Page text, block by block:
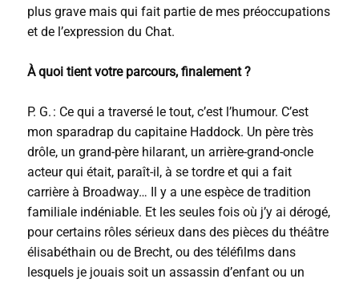
plus grave mais qui fait partie de mes préoccupations
et de l’expression du Chat.
À quoi tient votre parcours, finalement ?
P. G. : Ce qui a traversé le tout, c’est l’humour. C’est
mon sparadrap du capitaine Haddock. Un père très
drôle, un grand-père hilarant, un arrière-grand-oncle
acteur qui était, paraît-il, à se tordre et qui a fait
carrière à Broadway… Il y a une espèce de tradition
familiale indéniable. Et les seules fois où j’y ai dérogé,
pour certains rôles sérieux dans des pièces du théâtre
élisabéthain ou de Brecht, ou des téléfilms dans
lesquels je jouais soit un assassin d’enfant ou un